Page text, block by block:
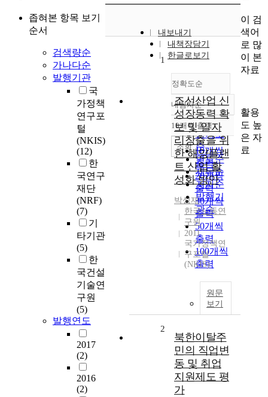
좁혀본 항목 보기
순서
검색량순
가나다순
발행기관
국
가정책
연구포
털
(NKIS)
(12)
한
국연구
재단
(NRF)
(7)
기
타기관
(5)
한
국건설
기술연
구원
(5)
발행연도
2017
(2)
2016
(2)
내보내기
내책장담기
한글로보기
정확도순
정확도
순
인기도
순
연도순
제목순
저자순
발행기
관순
내림차순
내림차순
10개씩 출력
10개씩
출력
20개씩
출력
30개씩
출력
50개씩
출력
100개씩
출력
조회
1
조선산업 신
성장동력 확
보 및 일자
리창출을 위
한 해양플랜
트 산업 활
성화 방안
박성재
한국노동연
구원
2011
국가정책연
구포털
(NKIS)
원문
보기
2
북한이탈주
민의 직업변
동 및 취업
지원제도 평
가
이 검
색어
로 많
이 본
자료
활용
도 높
은 자
료